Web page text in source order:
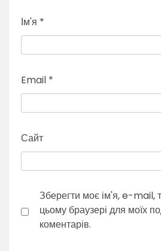
Ім'я *
Email *
Сайт
Зберегти моє ім'я, e-mail,
цьому браузері для моїх
коментарів.